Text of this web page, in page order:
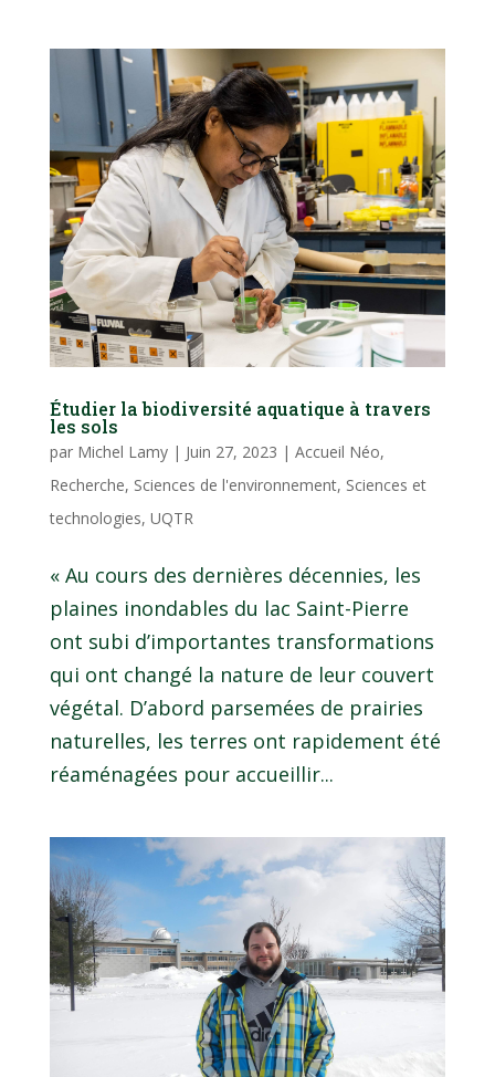
Étudier la biodiversité aquatique à travers
les sols
par Michel Lamy| Juin 27, 2023 | Accueil Néo,
Recherche, Sciences de l'environnement, Sciences et
technologies, UQTR
« Au cours des dernières décennies, les
plaines inondables du lac Saint-Pierre
ont subi d’importantes transformations
qui ont changé la nature de leur couvert
végétal. D’abord parsemées de prairies
naturelles, les terres ont rapidement été
réaménagées pour accueillir...